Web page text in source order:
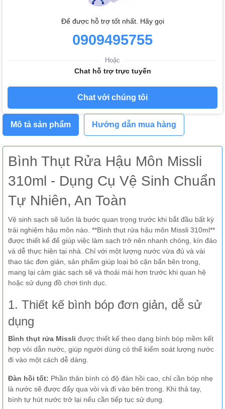
Để được hỗ trợ tốt nhất. Hãy gọi
0909495755
Hoặc
Chat hỗ trợ trực tuyến
Chat với chúng tôi
Mô tả sản phẩm Hướng dẫn mua hàng
Bình Thụt Rửa Hậu Môn Missli
310ml - Dụng Cụ Vệ Sinh Chuẩn
Tự Nhiên, An Toàn
Vệ sinh sạch sẽ luôn là bước quan trọng trước khi bắt đầu bất kỳ
trải nghiệm hậu môn nào. **Bình thụt rửa hậu môn Missli 310ml**
được thiết kế để giúp việc làm sạch trở nên nhanh chóng, kín đáo
và dễ thực hiện tại nhà. Chỉ với một lượng nước vừa đủ và vài
thao tác đơn giản, sản phẩm giúp loại bỏ cặn bẩn bên trong,
mang lại cảm giác sạch sẽ và thoải mái hơn trước khi quan hệ
hoặc sử dụng đồ chơi tình dục.
1. Thiết kế bình bóp đơn giản, dễ sử
dụng
Bình thụt rửa Missli được thiết kế theo dạng bình bóp mềm kết
hợp vòi dẫn nước, giúp người dùng có thể kiểm soát lượng nước
đi vào một cách dễ dàng.
Đàn hồi tốt: Phần thân bình có độ đàn hồi cao, chỉ cần bóp nhẹ
là nước sẽ được đẩy qua vòi và đi vào bên trong. Khi thả tay,
bình tự hút nước trở lại nếu cần tiếp tục sử dụng.